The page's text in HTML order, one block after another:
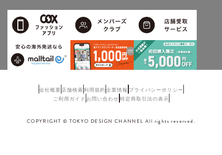
会社概要 店舗検索利用規約企業情報 プライバシーポリシー
ご利用ガイド お問い合わせ 特定商取引法の表示
COPYRIGHT © TOKYO DESIGN CHANNEL All rights reserved.